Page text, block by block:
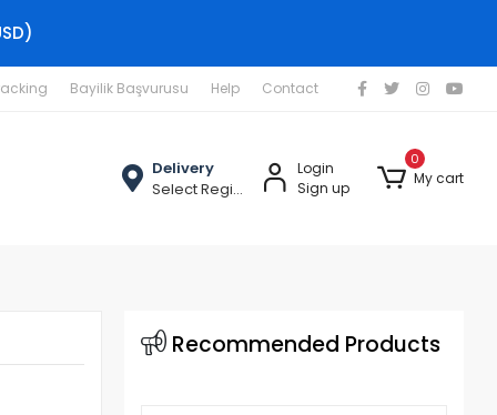
Bayilik Başvurusu Help Contact
Delivery
Select Region
Login
Sign up
0
My cart
Recommended Products